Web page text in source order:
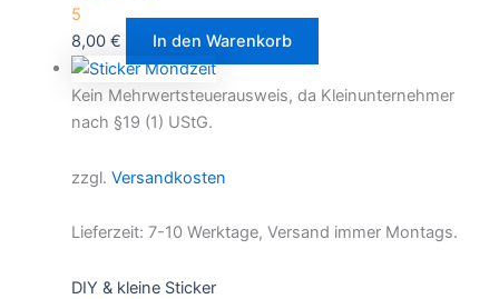
5
8,00 € In den Warenkorb
Kein Mehrwertsteuerausweis, da Kleinunternehmer
nach §19 (1) UStG.
zzgl. Versandkosten
Lieferzeit: 7-10 Werktage, Versand immer Montags.
DIY & kleine Sticker